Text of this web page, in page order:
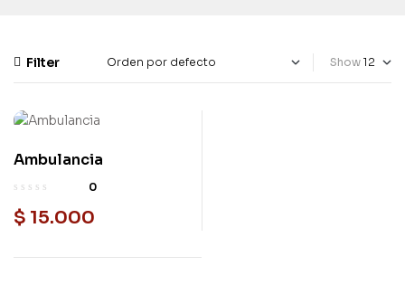
Filter Show
Usado
Ambulancia
0
$ 15.000